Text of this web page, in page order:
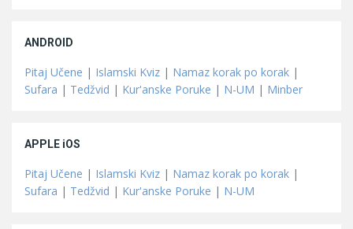
ANDROID
Pitaj Učene | Islamski Kviz | Namaz korak po korak |
Sufara | Tedžvid | Kur'anske Poruke | N-UM | Minber
APPLE iOS
Pitaj Učene | Islamski Kviz | Namaz korak po korak |
Sufara | Tedžvid | Kur'anske Poruke | N-UM